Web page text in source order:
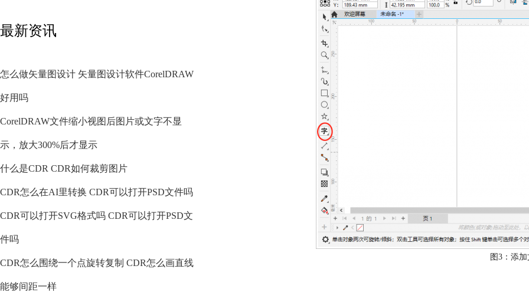
最新资讯
怎么做矢量图设计 矢量图设计软件CorelDRAW
好用吗
CorelDRAW文件缩小视图后图片或文字不显
示，放大300%后才显示
什么是CDR CDR如何裁剪图片
CDR怎么在AI里转换 CDR可以打开PSD文件吗
CDR可以打开SVG格式吗 CDR可以打开PSD文
件吗
CDR怎么围绕一个点旋转复制 CDR怎么画直线
能够间距一样
图3：添